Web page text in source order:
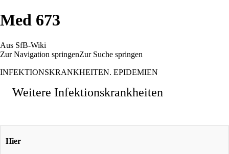
Med 673
Aus SfB-Wiki
Zur Navigation springenZur Suche springen
INFEKTIONSKRANKHEITEN. EPIDEMIEN
Weitere Infektionskrankheiten
Hier